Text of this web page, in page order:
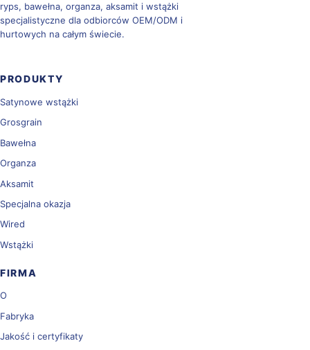
ryps, bawełna, organza, aksamit i wstążki
specjalistyczne dla odbiorców OEM/ODM i
hurtowych na całym świecie.
PRODUKTY
Satynowe wstążki
Grosgrain
Bawełna
Organza
Aksamit
Specjalna okazja
Wired
Wstążki
FIRMA
O
Fabryka
Jakość i certyfikaty